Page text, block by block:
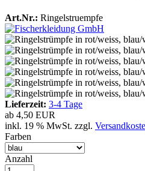
Art.Nr.: Ringelstruempfe
Lieferzeit: 3-4 Tage
ab 4,50 EUR
inkl. 19 % MwSt. zzgl.
Farben
Anzahl